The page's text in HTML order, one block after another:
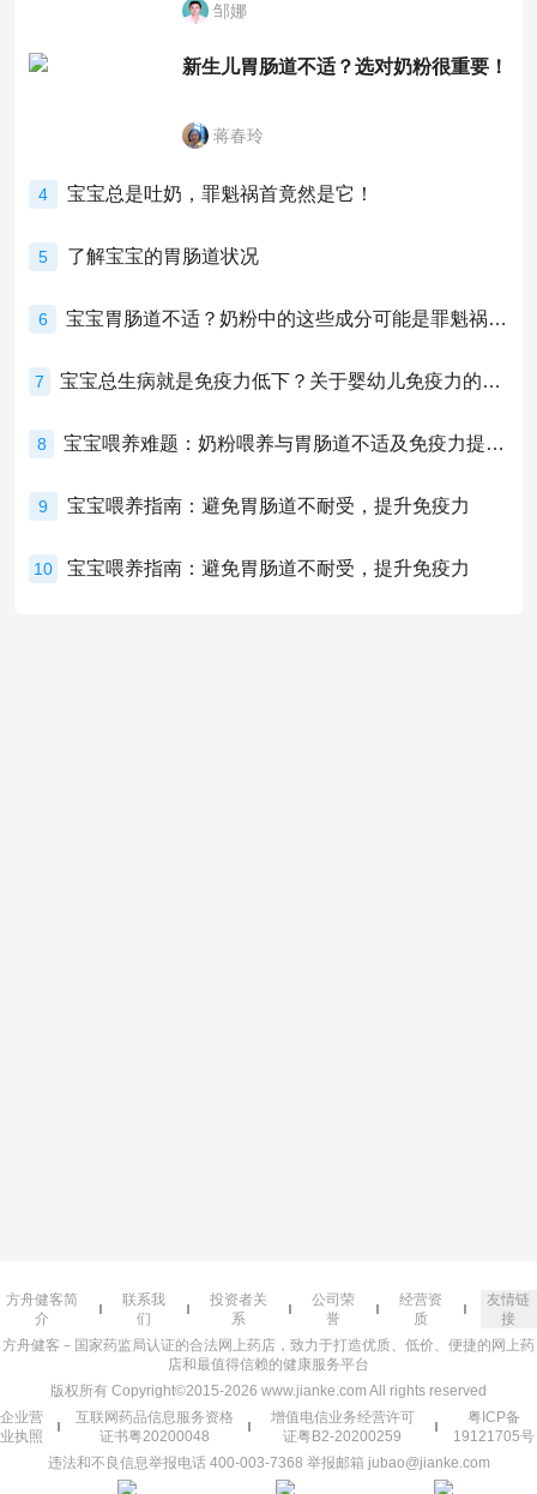
邹娜
新生儿胃肠道不适？选对奶粉很重要！
蒋春玲
4 宝宝总是吐奶，罪魁祸首竟然是它！
5 了解宝宝的胃肠道状况
6 宝宝胃肠道不适？奶粉中的这些成分可能是罪魁祸首！
7 宝宝总生病就是免疫力低下？关于婴幼儿免疫力的真相，家长必须了解！
8 宝宝喂养难题：奶粉喂养与胃肠道不适及免疫力提升的奥秘
9 宝宝喂养指南：避免胃肠道不耐受，提升免疫力
10 宝宝喂养指南：避免胃肠道不耐受，提升免疫力
方舟健客简
介
联系我
们
投资者关
系
公司荣
誉
经营资
质
友情链
接
方舟健客－国家药监局认证的合法网上药店，致力于打造优质、低价、便捷的网上药
店和最值得信赖的健康服务平台
版权所有 Copyright©2015-2026 www.jianke.com All rights reserved
企业营
业执照
互联网药品信息服务资格
证书粤20200048
增值电信业务经营许可
证粤B2-20200259
粤ICP备
19121705号
违法和不良信息举报电话 400-003-7368 举报邮箱 jubao@jianke.com